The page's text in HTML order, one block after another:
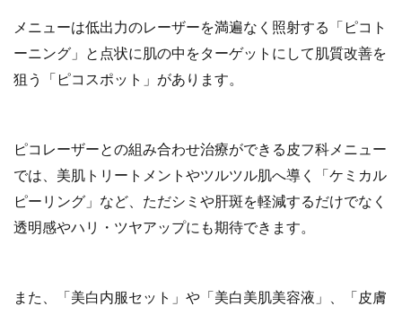
メニューは低出力のレーザーを満遍なく照射する「ピコト
ーニング」と点状に肌の中をターゲットにして肌質改善を
狙う「ピコスポット」があります。
ピコレーザーとの組み合わせ治療ができる皮フ科メニュー
では、美肌トリートメントやツルツル肌へ導く「ケミカル
ピーリング」など、ただシミや肝斑を軽減するだけでなく
透明感やハリ・ツヤアップにも期待できます。
また、「美白内服セット」や「美白美肌美容液」、「皮膚